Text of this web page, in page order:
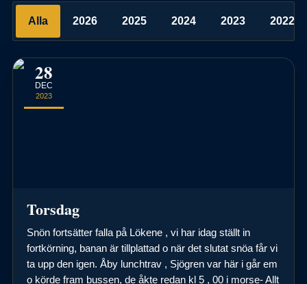
Alla 2026 2025 2024 2023 2022
28
DEC
2023
Torsdag
Snön fortsätter falla på Lökene , vi har idag ställt in
fortkörning, banan är tillplattad o när det slutat snöa får vi
ta upp den igen. Åby lunchtrav , Sjögren var här i går em
o körde fram bussen, de åkte redan kl 5 , 00 i morse- Allt